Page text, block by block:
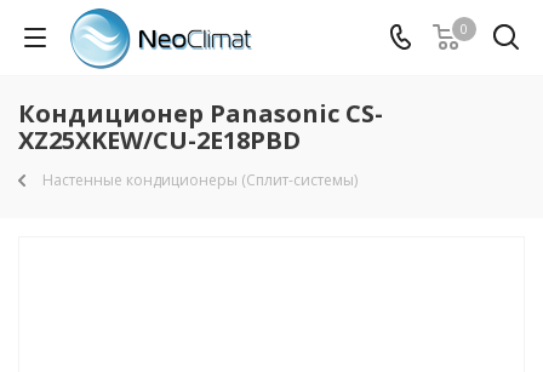
0
Кондиционер Panasonic CS-
XZ25XKEW/CU-2E18PBD
Настенные кондиционеры (Сплит-системы)